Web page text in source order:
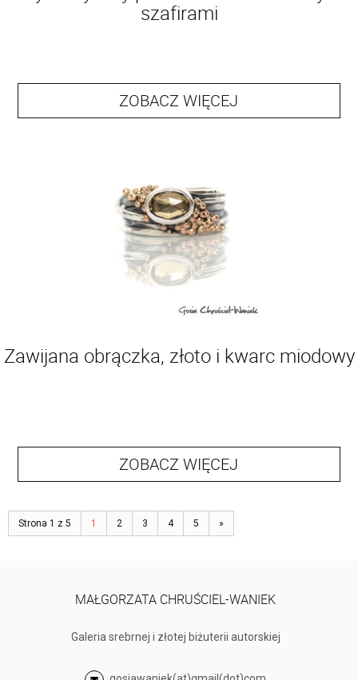
szafirami
ZOBACZ WIĘCEJ
Zawijana obrączka, złoto i kwarc miodowy
ZOBACZ WIĘCEJ
Strona 1 z 5 1 2 3 4 5 »
MAŁGORZATA CHRUŚCIEL-WANIEK
Galeria srebrnej i złotej biżuterii autorskiej